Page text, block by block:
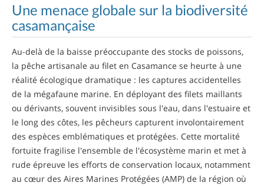
Une menace globale sur la biodiversité
casamançaise
Au-delà de la baisse préoccupante des stocks de poissons,
la pêche artisanale au filet en Casamance se heurte à une
réalité écologique dramatique : les captures accidentelles
de la mégafaune marine. En déployant des filets maillants
ou dérivants, souvent invisibles sous l'eau, dans l'estuaire et
le long des côtes, les pêcheurs capturent involontairement
des espèces emblématiques et protégées. Cette mortalité
fortuite fragilise l'ensemble de l'écosystème marin et met à
rude épreuve les efforts de conservation locaux, notamment
au cœur des Aires Marines Protégées (AMP) de la région où